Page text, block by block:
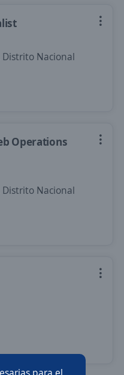
Nacional
Operations
Nacional